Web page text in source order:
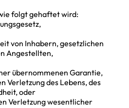
folgt gehaftet wird:
von Inhabern, gesetzlichen
Angestellten,
übernommenen Garantie,
Verletzung des Lebens, des
oder
Verletzung wesentlicher